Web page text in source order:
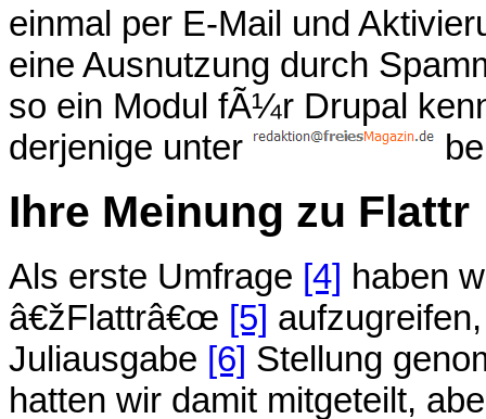
einmal per E-Mail und
eine Ausnutzung durch
so ein Modul fÃ¼r Drupal
derjenige unter
Ihre Meinung zu Flattr
Als erste Umfrage [4] haben
â€žFlattrâ€œ [5]
Juliausgabe [6] Stellung
hatten wir damit mitgeteilt,